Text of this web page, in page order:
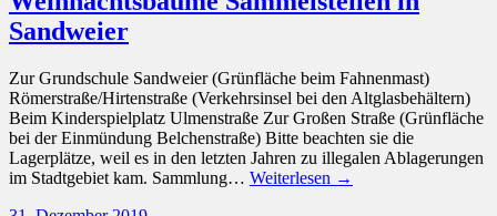
Sandweier
Zur Grundschule Sandweier (Grünfläche beim Fahnenmast)
Römerstraße/Hirtenstraße (Verkehrsinsel bei den Altglasbehältern)
Beim Kinderspielplatz Ulmenstraße Zur Großen Straße (Grünfläche
bei der Einmündung Belchenstraße) Bitte beachten sie die
Lagerplätze, weil es in den letzten Jahren zu illegalen Ablagerungen
im Stadtgebiet kam. Sammlung… Weiterlesen →